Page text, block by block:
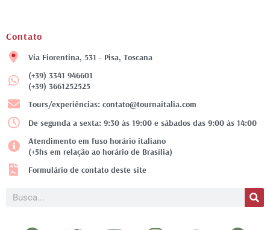
Contato
Via Fiorentina, 531 - Pisa, Toscana
(+39) 3341 946601
(+39) 3661252525
Tours/experiências: contato@tournaitalia.com
De segunda a sexta: 9:30 às 19:00 e sábados das 9:00 às 14:00
Atendimento em fuso horário italiano
(+5hs em relação ao horário de Brasília)
Formulário de contato deste site
Pesquisar